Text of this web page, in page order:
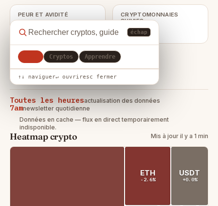
échap
Cryptos Apprendre
↑↓ naviguer↵ ouvriresc fermer
PEUR ET AVIDITÉ
30
Peur
CRYPTOMONNAIES
SUIVIES
250
HORIZONS DE PRÉVISION
8
Toutes les heuresactualisation des données
7amnewsletter quotidienne
Données en cache — flux en direct temporairement
indisponible.
Heatmap crypto Mis à jour il y a 1 min
ETH
-2.6%
USDT
+0.0%